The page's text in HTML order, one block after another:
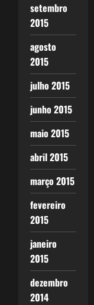
setembro
2015
agosto
2015
julho 2015
junho 2015
maio 2015
abril 2015
março 2015
fevereiro
2015
janeiro
2015
dezembro
2014